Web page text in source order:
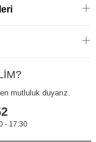
mutluluk duyarız.
- 17:30